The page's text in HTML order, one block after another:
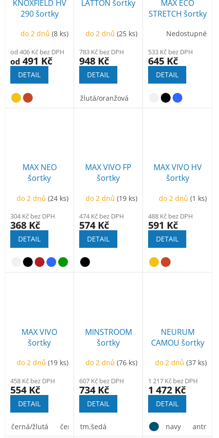
KNOXFIELD HV
290 šortky
do 2 dnů(8 ks)
od 406 Kč bez DPH
od 491 Kč
DETAIL
LATTON šortky
do 2 dnů(25 ks)
783 Kč bez DPH
948 Kč
DETAIL
žlutá/oranžová
MAX ECO
STRETCH šortky
Nedostupné
533 Kč bez DPH
645 Kč
DETAIL
MAX NEO
šortky
do 2 dnů(24 ks)
304 Kč bez DPH
368 Kč
DETAIL
navy
MAX VIVO FP
šortky
do 2 dnů(19 ks)
474 Kč bez DPH
574 Kč
DETAIL
MAX VIVO HV
šortky
do 2 dnů (1 ks)
488 Kč bez DPH
591 Kč
DETAIL
MAX VIVO
šortky
do 2 dnů(19 ks)
458 Kč bez DPH
554 Kč
DETAIL
černá/žlutá černá/oranžová
MINSTROOM
šortky
do 2 dnů(76 ks)
607 Kč bez DPH
734 Kč
DETAIL
tm.šedá
NEURUM
CAMOU šortky
do 2 dnů (37 ks)
1 217 Kč bez DPH
1 472 Kč
DETAIL
navy antracit